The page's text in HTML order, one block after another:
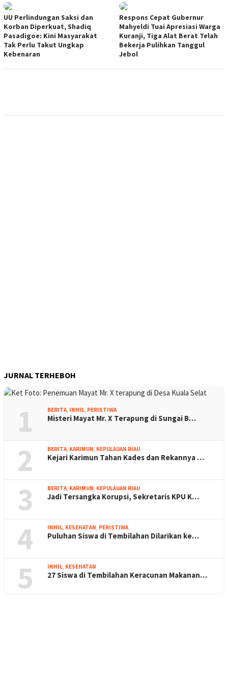
UU Perlindungan Saksi dan
Korban Diperkuat, Shadiq
Pasadigoe: Kini Masyarakat
Tak Perlu Takut Ungkap
Kebenaran
Respons Cepat Gubernur
Mahyeldi Tuai Apresiasi Warga
Kuranji, Tiga Alat Berat Telah
Bekerja Pulihkan Tanggul
Jebol
JURNAL TERHEBOH
1 BERITA, INHIL, PERISTIWA
Misteri Mayat Mr. X Terapung di Sungai B…
2 BERITA, KARIMUN, KEPULAUAN RIAU
Kejari Karimun Tahan Kades dan Rekannya …
3 BERITA, KARIMUN, KEPULAUAN RIAU
Jadi Tersangka Korupsi, Sekretaris KPU K…
4 INHIL, KESEHATAN, PERISTIWA
Puluhan Siswa di Tembilahan Dilarikan ke…
5 INHIL, KESEHATAN
27 Siswa di Tembilahan Keracunan Makanan…